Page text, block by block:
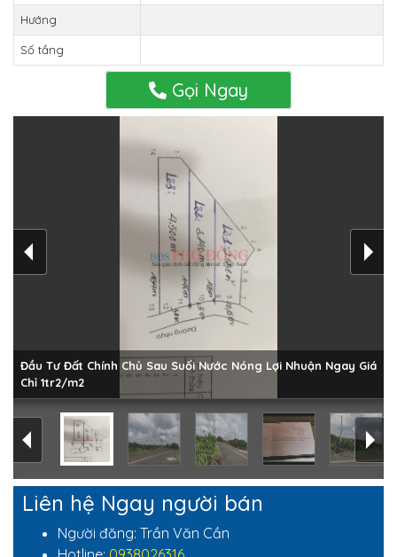
Hướng
Số tầng
Gọi Ngay
Đầu Tư Đất Chính Chủ Sau Suối Nước Nóng Lợi Nhuận Ngay Giá
Chỉ 1tr2/m2
Liên hệ Ngay người bán
Người đăng: Trần Văn Cần